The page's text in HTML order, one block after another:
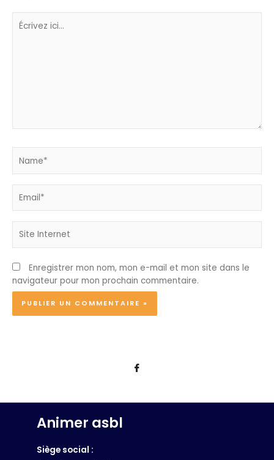
Écrivez
ici…
Internet
Enregistrer mon nom, mon e-mail et mon site dans le
navigateur pour mon prochain commentaire.
Animer asbl
Siège social :